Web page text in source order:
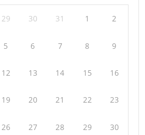
29 30 31 1 2
5 6 7 8 9
12 13 14 15 16
19 20 21 22 23
26 27 28 29 30